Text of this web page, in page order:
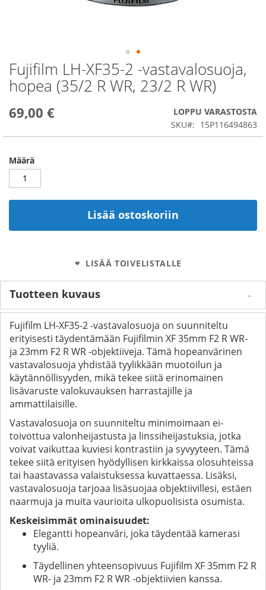
Fujifilm LH-XF35-2 -vastavalosuoja,
hopea (35/2 R WR, 23/2 R WR)
69,00 €
LOPPU VARASTOSTA
SKU
15P116494863
Määrä
Lisää ostoskoriin
LISÄÄ TOIVELISTALLE
Skip
to
the
of
Tuotteen kuvaus
Fujifilm LH-XF35-2 -vastavalosuoja on suunniteltu
erityisesti täydentämään Fujifilmin XF 35mm F2 R WR-
ja 23mm F2 R WR -objektiiveja. Tämä hopeanvärinen
vastavalosuoja yhdistää tyylikkään muotoilun ja
käytännöllisyyden, mikä tekee siitä erinomainen
lisävaruste valokuvauksen harrastajille ja
ammattilaisille.
Vastavalosuoja on suunniteltu minimoimaan ei-
toivottua valonheijastusta ja linssiheijastuksia, jotka
voivat vaikuttaa kuviesi kontrastiin ja syvyyteen. Tämä
tekee siitä erityisen hyödyllisen kirkkaissa olosuhteissa
tai haastavassa valaistuksessa kuvattaessa. Lisäksi,
vastavalosuoja tarjoaa lisäsuojaa objektiivillesi, estäen
naarmuja ja muita vaurioita ulkopuolisista osumista.
Keskeisimmät ominaisuudet:
Elegantti hopeanväri, joka täydentää kamerasi
tyyliä.
Täydellinen yhteensopivuus Fujifilm XF 35mm F2 R
WR- ja 23mm F2 R WR -objektiivien kanssa.